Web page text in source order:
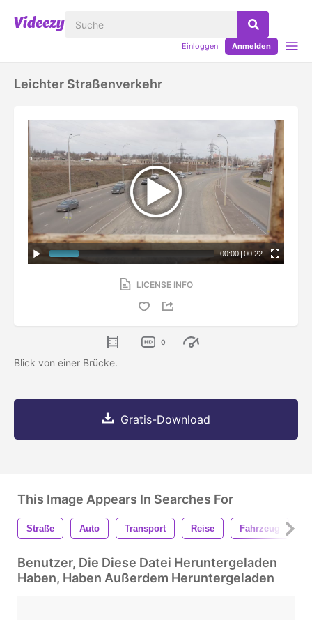
Einloggen Anmelden
Leichter Straßenverkehr
00:00 |00:22
LICENSE INFO
0
Blick von einer Brücke.
Gratis-Download
This Image Appears In Searches For
Straße Auto Transport Reise Fahrzeug
Benutzer, Die Diese Datei Heruntergeladen
Haben, Haben Außerdem Heruntergeladen